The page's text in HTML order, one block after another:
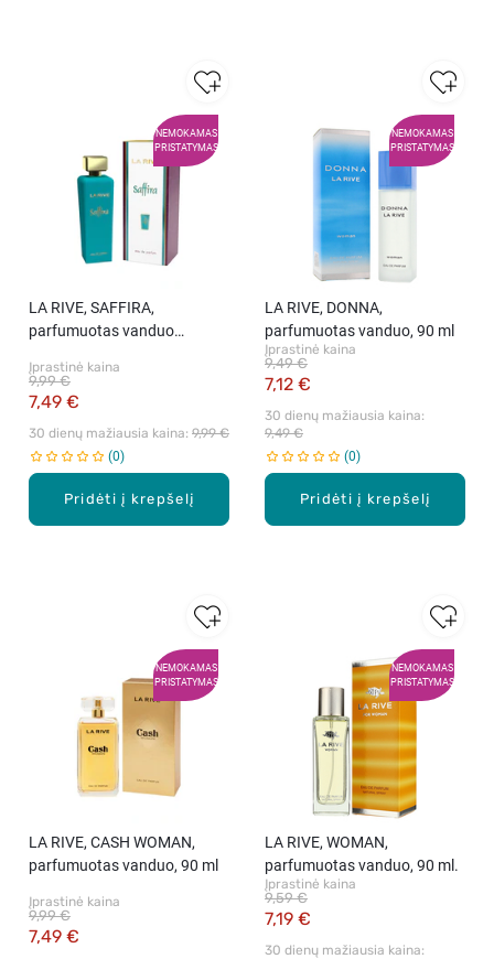
NEMOKAMAS
PRISTATYMAS
Pridėti į krepšelį
LA RIVE, SAFFIRA,
parfumuotas vanduo
Įprastinė kaina
7,49 €
9,99 €
30 dienų mažiausia kaina: 9,99 €
0
NEMOKAMAS
PRISTATYMAS
Pridėti į krepšelį
LA RIVE, DONNA,
parfumuotas vanduo, 90 ml
Įprastinė kaina
7,12 €
9,49 €
30 dienų mažiausia kaina:
9,49 €
0
NEMOKAMAS
PRISTATYMAS
LA RIVE, CASH WOMAN,
parfumuotas vanduo, 90 ml
Įprastinė kaina
7,49 €
9,99 €
NEMOKAMAS
PRISTATYMAS
LA RIVE, WOMAN,
parfumuotas vanduo, 90 ml.
Įprastinė kaina
7,19 €
9,59 €
30 dienų mažiausia kaina: